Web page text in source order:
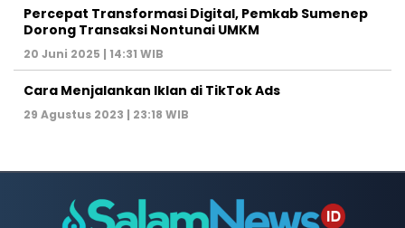
Percepat Transformasi Digital, Pemkab Sumenep
Dorong Transaksi Nontunai UMKM
20 Juni 2025 | 14:31 WIB
Cara Menjalankan Iklan di TikTok Ads
29 Agustus 2023 | 23:18 WIB